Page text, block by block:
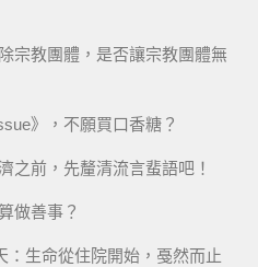
宗教團體，是否讓宗教團體無
》，不願買口香糖？
之前，先釐清流言蜚語吧！
做善事？
：生命從住院開始，戞然而止